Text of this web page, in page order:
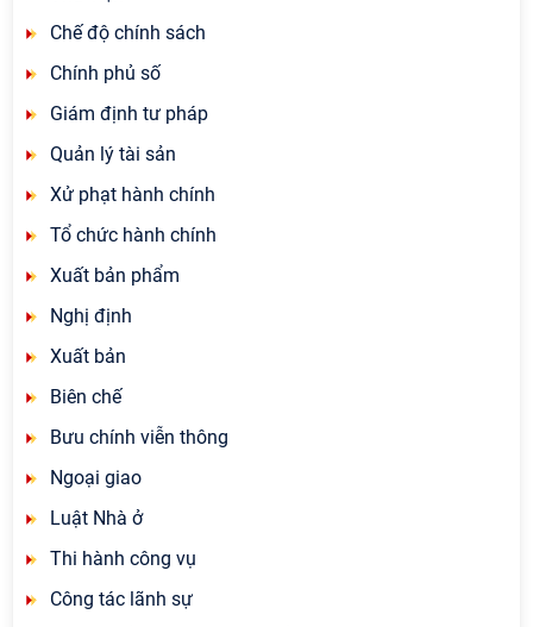
Chế độ chính sách
Chính phủ số
Giám định tư pháp
Quản lý tài sản
Xử phạt hành chính
Tổ chức hành chính
Xuất bản phẩm
Nghị định
Xuất bản
Biên chế
Bưu chính viễn thông
Ngoại giao
Luật Nhà ở
Thi hành công vụ
Công tác lãnh sự